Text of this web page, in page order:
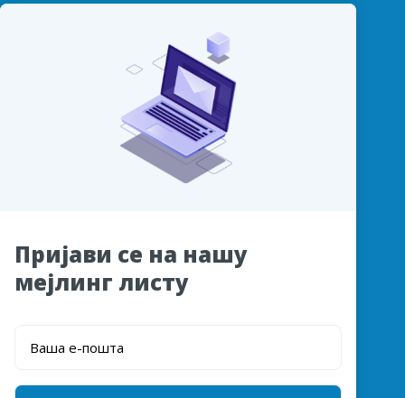
Пријави се на нашу
мејлинг листу